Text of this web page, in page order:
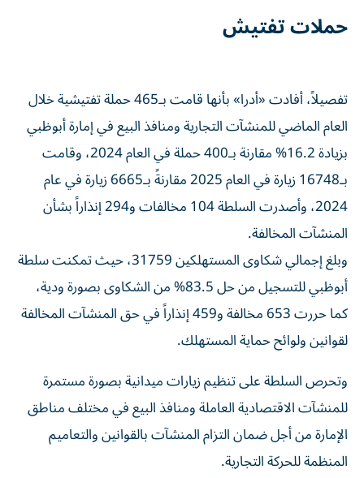
حملات تفتيش
تفصيلاً، أفادت «أدرا» بأنها قامت بـ465 حملة تفتيشية خلال
العام الماضي للمنشآت التجارية ومنافذ البيع في إمارة أبوظبي
بزيادة 16.2% مقارنة بـ400 حملة في العام 2024، وقامت
بـ16748 زيارة في العام 2025 مقارنةً بـ6665 زيارة في عام
2024، وأصدرت السلطة 104 مخالفات و294 إنذاراً بشأن
المنشآت المخالفة.
وبلغ إجمالي شكاوى المستهلكين 31759، حيث تمكنت سلطة
أبوظبي للتسجيل من حل 83.5% من الشكاوى بصورة ودية،
كما حررت 653 مخالفة و459 إنذاراً في حق المنشآت المخالفة
لقوانين ولوائح حماية المستهلك.
وتحرص السلطة على تنظيم زيارات ميدانية بصورة مستمرة
للمنشآت الاقتصادية العاملة ومنافذ البيع في مختلف مناطق
الإمارة من أجل ضمان التزام المنشآت بالقوانين والتعاميم
المنظمة للحركة التجارية.